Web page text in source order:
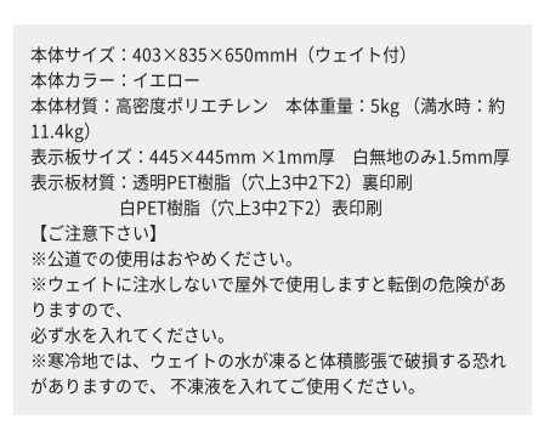
本体サイズ：403×835×650mmH（ウェイト付）
本体カラー：イエロー
本体材質：高密度ポリエチレン 本体重量：5kg （満水時：約
11.4kg）
表示板サイズ：445×445mm ×1mm厚 白無地のみ1.5mm厚
表示板材質：透明PET樹脂（穴上3中2下2）裏印刷
白PET樹脂（穴上3中2下2）表印刷
【ご注意下さい】
※公道での使用はおやめください。
※ウェイトに注水しないで屋外で使用しますと転倒の危険があ
りますので、
必ず水を入れてください。
※寒冷地では、ウェイトの水が凍ると体積膨張で破損する恐れ
がありますので、 不凍液を入れてご使用ください。